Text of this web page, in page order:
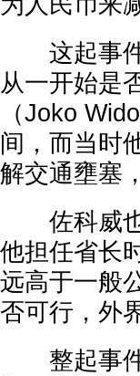
这起事件
从一开始是
（Joko
间，而当时
解交通壅塞
佐科威也
他担任省长
远高于一般
否可行，外
整起事件